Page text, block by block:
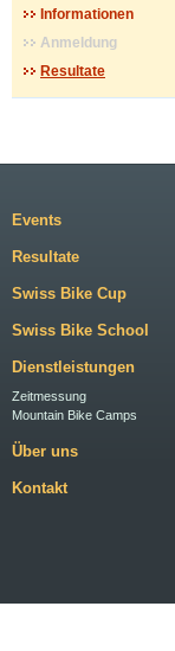
Informationen
Anmeldung
Resultate
Events
Resultate
Swiss Bike Cup
Swiss Bike School
Dienstleistungen
Zeitmessung
Mountain Bike Camps
Über uns
Kontakt